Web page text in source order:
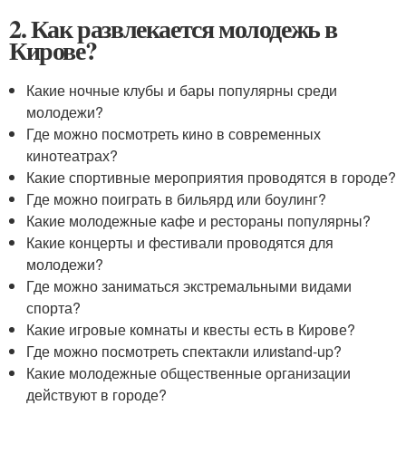
2. Как развлекается молодежь в
Кирове?
Какие ночные клубы и бары популярны среди
молодежи?
Где можно посмотреть кино в современных
кинотеатрах?
Какие спортивные мероприятия проводятся в городе?
Где можно поиграть в бильярд или боулинг?
Какие молодежные кафе и рестораны популярны?
Какие концерты и фестивали проводятся для
молодежи?
Где можно заниматься экстремальными видами
спорта?
Какие игровые комнаты и квесты есть в Кирове?
Где можно посмотреть спектакли илиstand-up?
Какие молодежные общественные организации
действуют в городе?